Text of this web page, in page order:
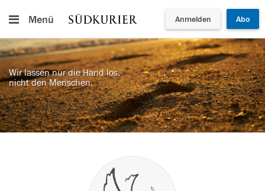
Menü Anmelden Abo
Wir lassen nur die Hand los,
nicht den Menschen.